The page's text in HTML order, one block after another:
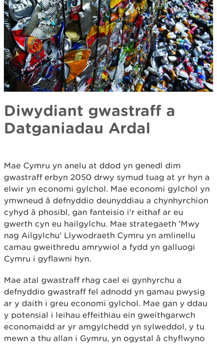
Diwydiant gwastraff a
Datganiadau Ardal
Mae Cymru yn anelu at ddod yn genedl dim
gwastraff erbyn 2050 drwy symud tuag at yr hyn a
elwir yn economi gylchol. Mae economi gylchol yn
ymwneud â defnyddio deunyddiau a chynhyrchion
cyhyd â phosibl, gan fanteisio i'r eithaf ar eu
gwerth cyn eu hailgylchu. Mae strategaeth 'Mwy
nag Ailgylchu' Llywodraeth Cymru yn amlinellu
camau gweithredu amrywiol a fydd yn galluogi
Cymru i gyflawni hyn.
Mae atal gwastraff rhag cael ei gynhyrchu a
defnyddio gwastraff fel adnodd yn gamau pwysig
ar y daith i greu economi gylchol. Mae gan y ddau
y potensial i leihau effeithiau ein gweithgarwch
economaidd ar yr amgylchedd yn sylweddol, y tu
mewn a thu allan i Gymru, yn ogystal â chyflwyno